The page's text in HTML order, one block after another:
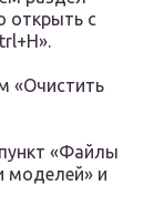
открыть с
«Очистить
«Файлы
моделей» и